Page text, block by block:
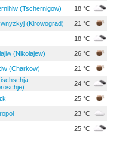
(Tschernigow) 18 °C
(Kirowograd) 21 °C
18 °C
(Nikolajew) 26 °C
(Charkow) 21 °C
24 °C
25 °C
23 °C
25 °C